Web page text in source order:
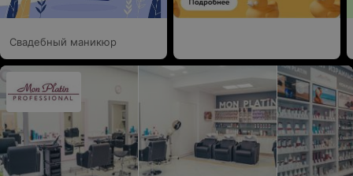
Свадебный маникюр